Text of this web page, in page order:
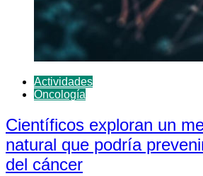
Actividades
Oncología
Científicos exploran un
natural que podría
del cáncer